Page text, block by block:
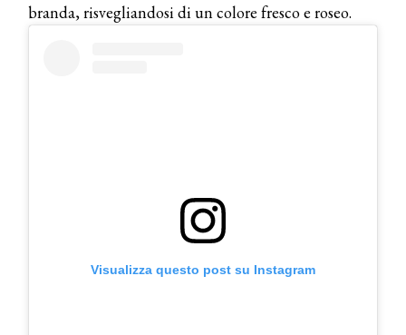
branda, risvegliandosi di un colore fresco e roseo.
Visualizza questo post su Instagram